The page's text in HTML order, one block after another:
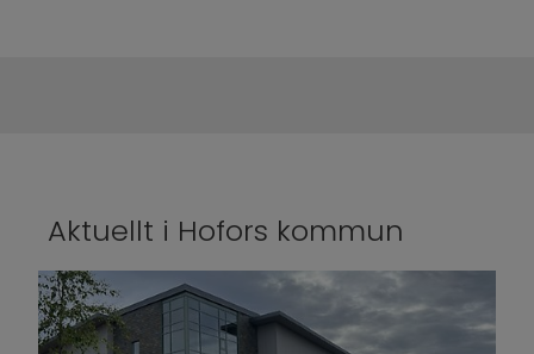
Aktuellt i Hofors kommun